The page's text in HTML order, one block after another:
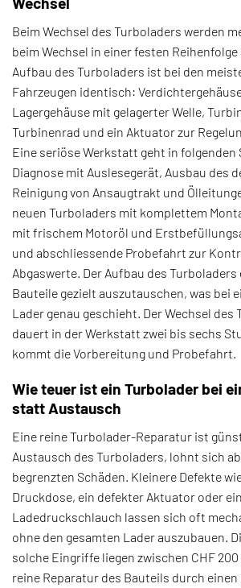
Beim Wechsel des Turboladers werden
beim Wechsel in einer festen
Aufbau des Turboladers ist bei den
Fahrzeugen identisch:
Lagergehäuse mit gelagerter Welle,
Turbinenrad und ein Aktuator zur
Eine seriöse Werkstatt geht in
Diagnose mit Auslesegerät, Ausbau des
Reinigung von Ansaugtrakt und
neuen Turboladers mit komplettem
mit frischem Motoröl und
und abschliessende Probefahrt zur
Abgaswerte. Der Aufbau des
Bauteile gezielt auszutauschen, was bei
Lader genau geschieht. Der Wechsel
dauert in der Werkstatt zwei bis sechs
kommt die Vorbereitung und Probefahrt.
Wie teuer ist ein Turbolader bei
statt Austausch
Eine reine Turbolader-Reparatur ist
Austausch des Turboladers, lohnt sich
begrenzten Schäden. Kleinere Defekte
Druckdose, ein defekter Aktuator oder
Ladedruckschlauch lassen sich oft
ohne den gesamten Lader auszubauen.
solche Eingriffe liegen zwischen CHF
reine Reparatur des Bauteils durch